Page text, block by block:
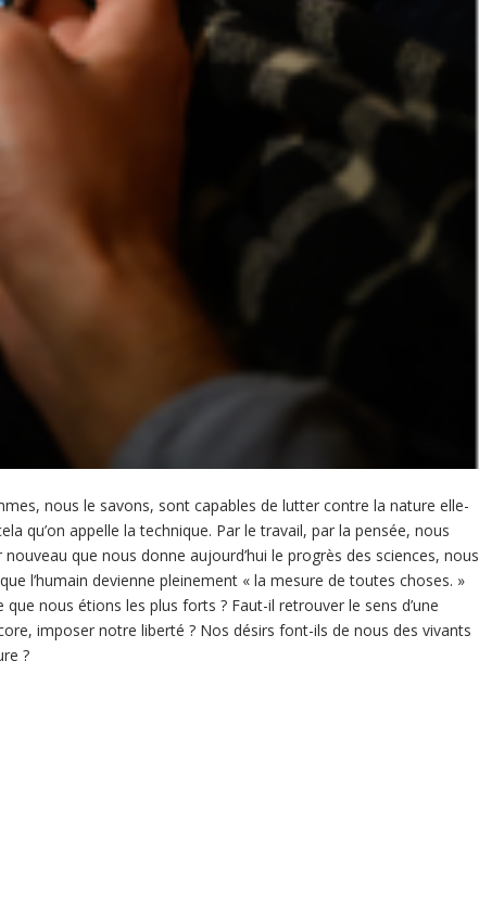
nous le savons, sont capables de lutter contre la nature elle-
qu’on appelle la technique. Par le travail, par la pensée, nous
que nous donne aujourd’hui le progrès des sciences, nous
l’humain devienne pleinement « la mesure de toutes choses. »
nous étions les plus forts ? Faut-il retrouver le sens d’une
imposer notre liberté ? Nos désirs font-ils de nous des vivants
?